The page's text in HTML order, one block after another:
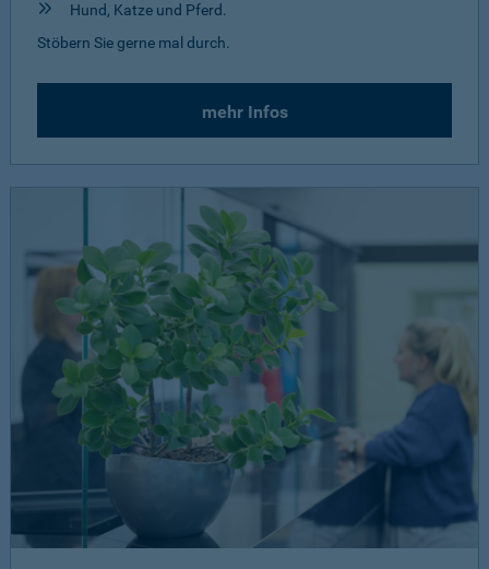
Hund, Katze und Pferd.
Stöbern Sie gerne mal durch.
mehr Infos